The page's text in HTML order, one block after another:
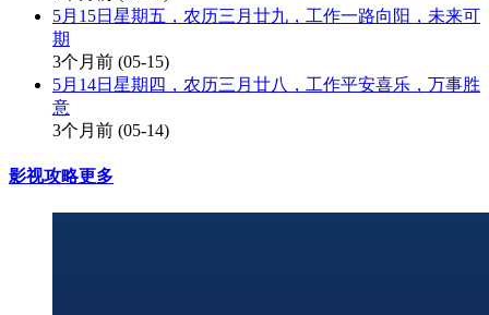
5月15日星期五，农历三月廿九，工作一路向阳，未来可
期
3个月前 (05-15)
5月14日星期四，农历三月廿八，工作平安喜乐，万事胜
意
3个月前 (05-14)
影视攻略更多